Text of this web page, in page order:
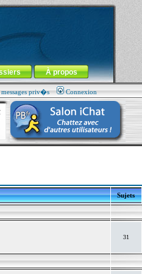
À propos
priv�s Connexion
Sujets
31